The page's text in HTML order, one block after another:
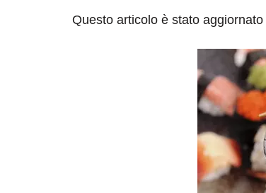
Questo articolo è stato